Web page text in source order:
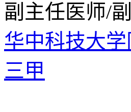
副主任医师/
华中科技大
三甲